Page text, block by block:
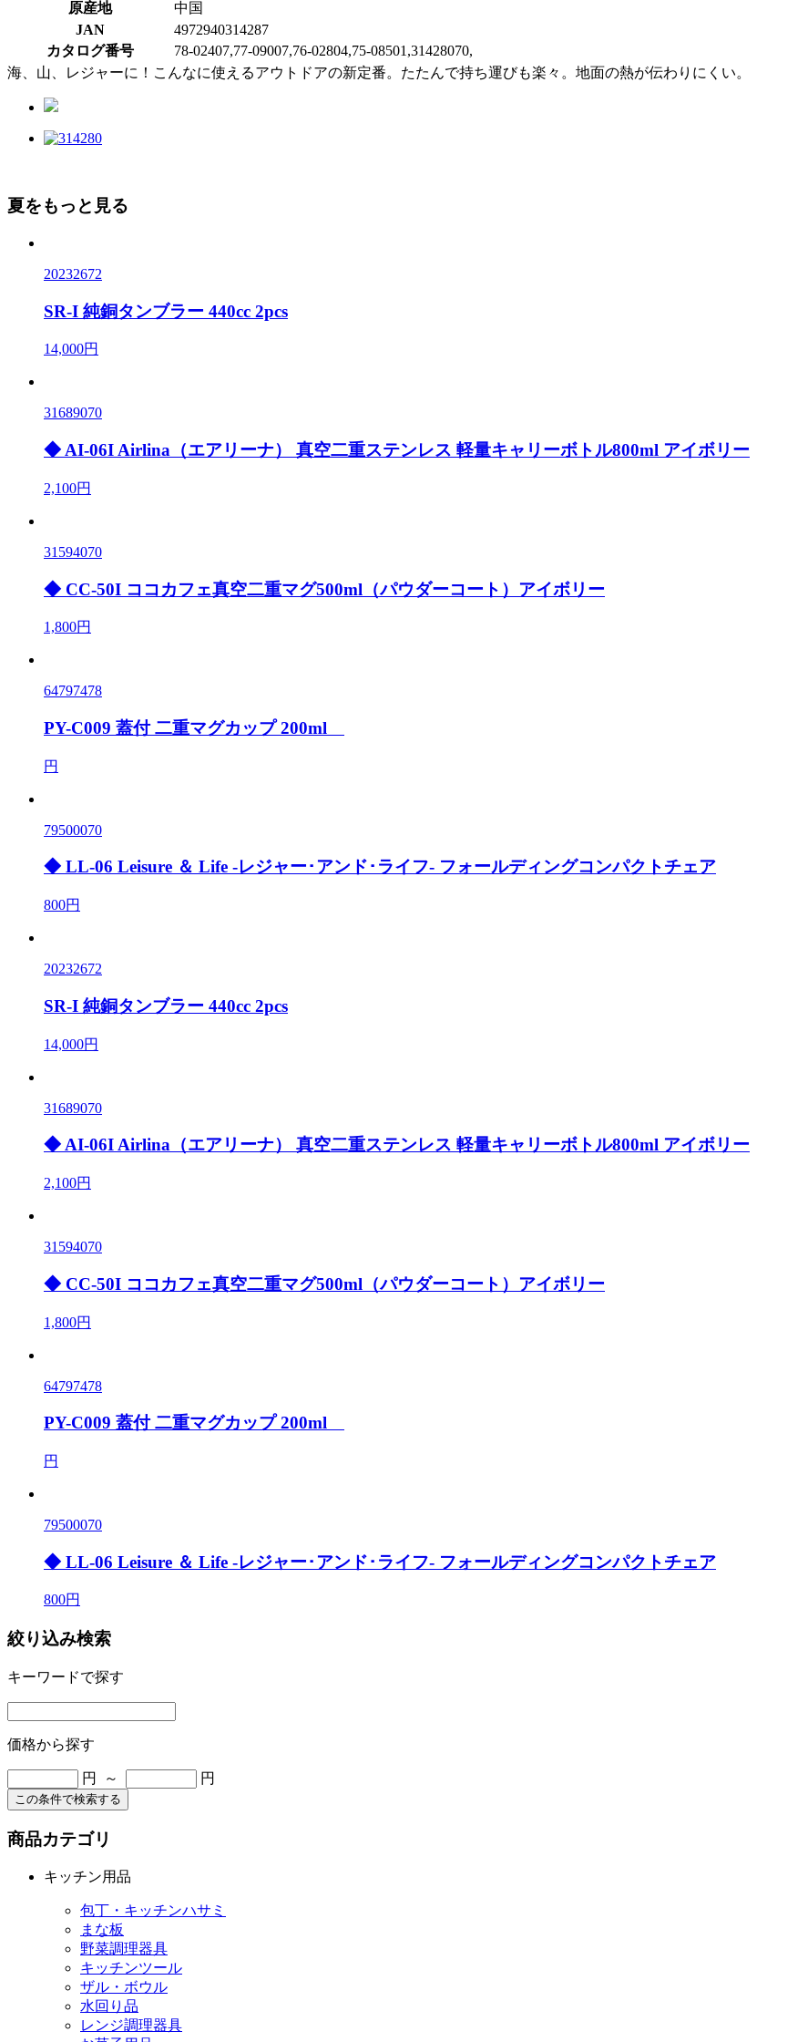
原産地
中国
JAN
4972940314287
カタログ番号
78-02407,77-09007,76-02804,75-08501,31428070,
海、山、レジャーに！こんなに使えるアウトドアの新定番。たたんで持ち運びも楽々。地面の熱が伝わりにくい。
夏をもっと見る
20232672
SR-I 純銅タンブラー 440cc 2pcs
14,000円
31689070
◆ AI-06I Airlina（エアリーナ） 真空二重ステンレス 軽量キャリーボトル800ml アイボリー
2,100円
31594070
◆ CC-50I ココカフェ真空二重マグ500ml（パウダーコート）アイボリー
1,800円
64797478
PY-C009 蓋付 二重マグカップ 200ml
円
79500070
◆ LL-06 Leisure ＆ Life -レジャー･アンド･ライフ- フォールディングコンパクトチェア
800円
20232672
SR-I 純銅タンブラー 440cc 2pcs
14,000円
31689070
◆ AI-06I Airlina（エアリーナ） 真空二重ステンレス 軽量キャリーボトル800ml アイボリー
2,100円
31594070
◆ CC-50I ココカフェ真空二重マグ500ml（パウダーコート）アイボリー
1,800円
64797478
PY-C009 蓋付 二重マグカップ 200ml
円
79500070
◆ LL-06 Leisure ＆ Life -レジャー･アンド･ライフ- フォールディングコンパクトチェア
800円
絞り込み検索
キーワードで探す
価格から探す
円 ～ 円
この条件で検索する
商品カテゴリ
キッチン用品
包丁・キッチンハサミ
まな板
野菜調理器具
キッチンツール
ザル・ボウル
水回り品
レンジ調理器具